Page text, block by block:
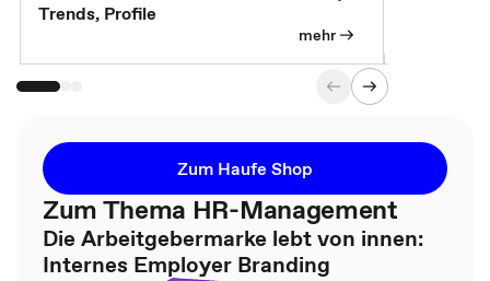
Trends, Profile
mehr
Zum Haufe Shop
Zum Thema HR-Management
Die Arbeitgebermarke lebt von innen:
Internes Employer Branding